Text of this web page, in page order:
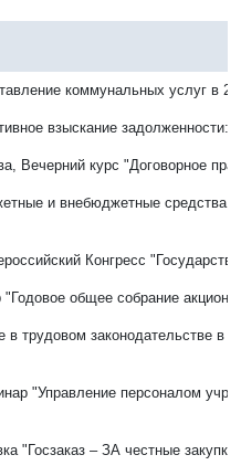
коммунальных услуг в
взыскание задолженности:
Вечерний курс "Договорное
и внебюджетные средства
Конгресс
общее собрание
трудовом законодательстве в
"Управление персоналом
"Госзаказ – ЗА честные